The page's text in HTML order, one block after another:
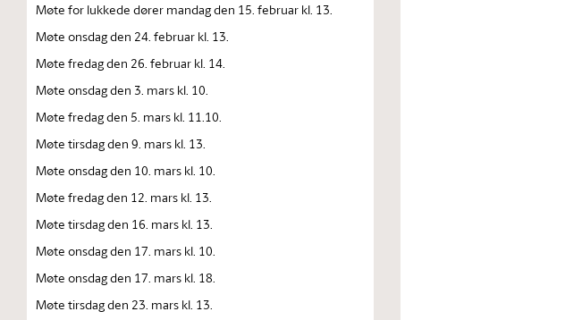
Møte for lukkede dører mandag den 15. februar kl. 13.
Møte onsdag den 24. februar kl. 13.
Møte fredag den 26. februar kl. 14.
Møte onsdag den 3. mars kl. 10.
Møte fredag den 5. mars kl. 11.10.
Møte tirsdag den 9. mars kl. 13.
Møte onsdag den 10. mars kl. 10.
Møte fredag den 12. mars kl. 13.
Møte tirsdag den 16. mars kl. 13.
Møte onsdag den 17. mars kl. 10.
Møte onsdag den 17. mars kl. 18.
Møte tirsdag den 23. mars kl. 13.